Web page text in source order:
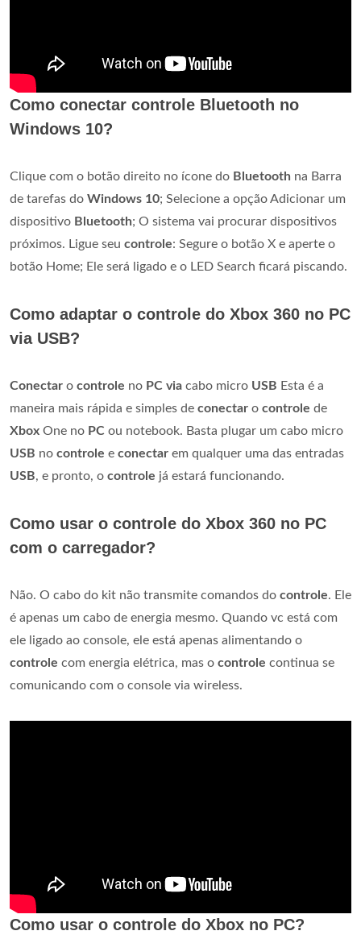
Como conectar controle Bluetooth no
Windows 10?
Clique com o botão direito no ícone do Bluetooth na Barra
de tarefas do Windows 10; Selecione a opção Adicionar um
dispositivo Bluetooth; O sistema vai procurar dispositivos
próximos. Ligue seu controle: Segure o botão X e aperte o
botão Home; Ele será ligado e o LED Search ficará piscando.
Como adaptar o controle do Xbox 360 no PC
via USB?
Conectar o controle no PC via cabo micro USB Esta é a
maneira mais rápida e simples de conectar o controle de
Xbox One no PC ou notebook. Basta plugar um cabo micro
USB no controle e conectar em qualquer uma das entradas
USB, e pronto, o controle já estará funcionando.
Como usar o controle do Xbox 360 no PC
com o carregador?
Não. O cabo do kit não transmite comandos do controle. Ele
é apenas um cabo de energia mesmo. Quando vc está com
ele ligado ao console, ele está apenas alimentando o
controle com energia elétrica, mas o controle continua se
comunicando com o console via wireless.
Como usar o controle do Xbox no PC?